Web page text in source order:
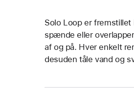
Solo Loop er
spænde eller
af og på. Hver enkelt
desuden tåle vand og